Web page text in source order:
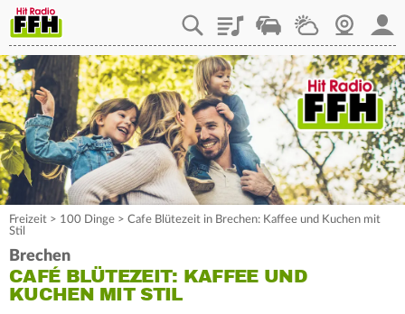
PlaylistStaupilotWetterWebcam
Freizeit > 100 Dinge > Cafe Blütezeit in Brechen: Kaffee und Kuchen mit
Stil
Brechen
CAFÉ BLÜTEZEIT: KAFFEE UND
KUCHEN MIT STIL